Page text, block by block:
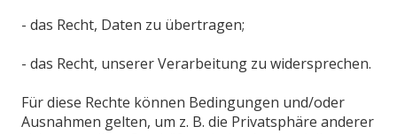
- das Recht, Daten zu übertragen;
- das Recht, unserer Verarbeitung zu widersprechen.
Für diese Rechte können Bedingungen und/oder
Ausnahmen gelten, um z. B. die Privatsphäre anderer